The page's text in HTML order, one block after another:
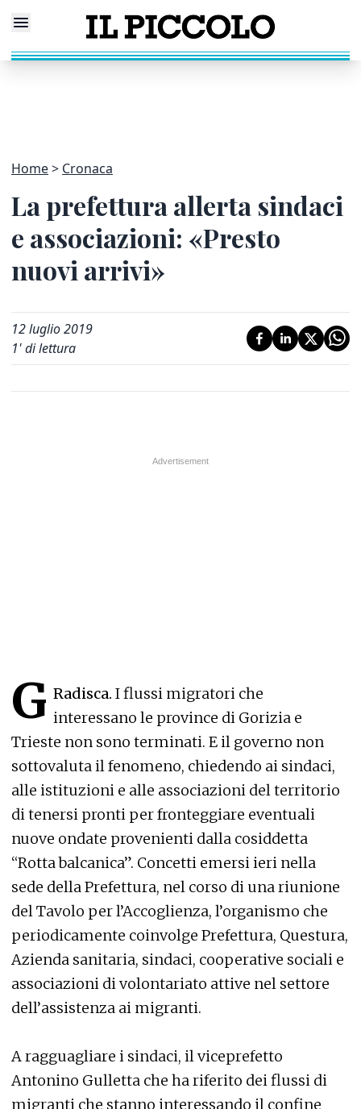
Home Cronaca
La prefettura allerta sindaci
e associazioni: «Presto
nuovi arrivi»
12 luglio 2019
1' di lettura
G Radisca. I flussi migratori che
interessano le province di Gorizia e
Trieste non sono terminati. E il governo non
sottovaluta il fenomeno, chiedendo ai sindaci,
alle istituzioni e alle associazioni del territorio
di tenersi pronti per fronteggiare eventuali
nuove ondate provenienti dalla cosiddetta
“Rotta balcanica”. Concetti emersi ieri nella
sede della Prefettura, nel corso di una riunione
del Tavolo per l’Accoglienza, l’organismo che
periodicamente coinvolge Prefettura, Questura,
Azienda sanitaria, sindaci, cooperative sociali e
associazioni di volontariato attive nel settore
dell’assistenza ai migranti.
A ragguagliare i sindaci, il viceprefetto
Antonino Gulletta che ha riferito dei flussi di
migranti che stanno interessando il confine